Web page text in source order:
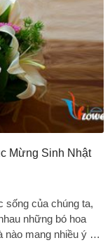
Mừng Sinh Nhật
sống của chúng ta,
những bó hoa
nào mang nhiều ý …